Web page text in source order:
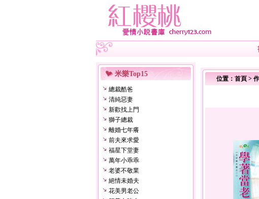
米樂Top15
總裁酷爸
清純惡妻
新歡找上門
獅子總裁
離婚七年癢
前夫來求愛
福星下堂妻
萬年小乖乖
老婆不敬業
絕情未婚夫
花美男老公
位置： 首頁 >